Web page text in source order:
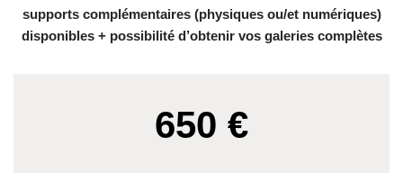
supports complémentaires (physiques ou/et numériques)
disponibles + possibilité d’obtenir vos galeries complètes
650 €